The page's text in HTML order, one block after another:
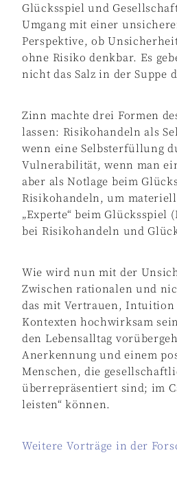
Glücksspiel und
Umgang mit einer
Perspektive, ob
ohne Risiko denkbar. Es
nicht das Salz in der Suppe
Zinn machte drei Formen
lassen: Risikohandeln als
wenn eine Selbsterfüllung
Vulnerabilität, wenn man
aber als Notlage beim
Risikohandeln, um
„Experte“ beim Glücksspiel
bei Risikohandeln und
Wie wird nun mit der
Zwischen rationalen und
das mit Vertrauen, Intuition
Kontexten hochwirksam
den Lebensalltag
Anerkennung und einem
Menschen, die
überrepräsentiert sind; im
leisten“ können.
Weitere Vorträge in der